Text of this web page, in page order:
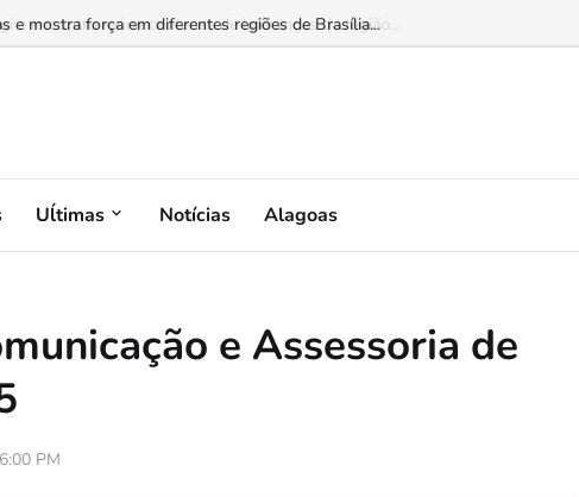
encontro reúne centenas de lideranças da região...
Uĺtimas Notícias Alagoas
e Assessoria de
PM